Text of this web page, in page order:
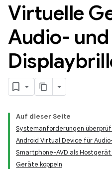
Virtuelle
Audio- und
Auf dieser Seite
Systemanforderungen
Android Virtual Device für
Smartphone-AVD als
Geräte koppeln